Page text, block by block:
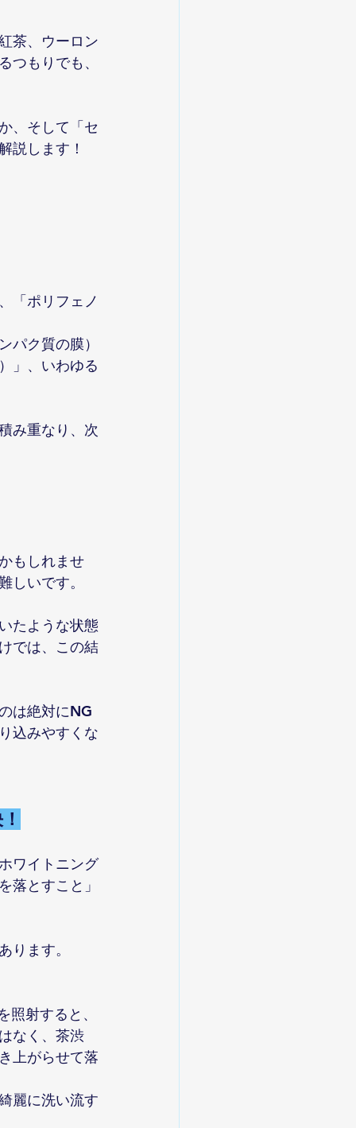
茶、ウーロン
もりでも、
、そして「セ
説します！
「ポリフェノ
パク質の膜）
」、いわゆる
み重なり、次
もしれませ
しいです。
たような状態
では、この結
は絶対にNG
込みやすくな
ワイトニング
落とすこと」
ります。
射すると、
なく、茶渋
上がらせて落
麗に洗い流す